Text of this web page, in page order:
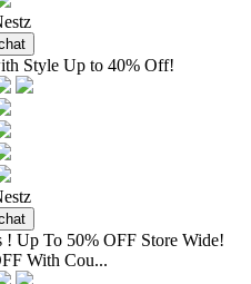
Style Up to 40% Off!
! Up To 50% OFF Store Wide!
With Cou...